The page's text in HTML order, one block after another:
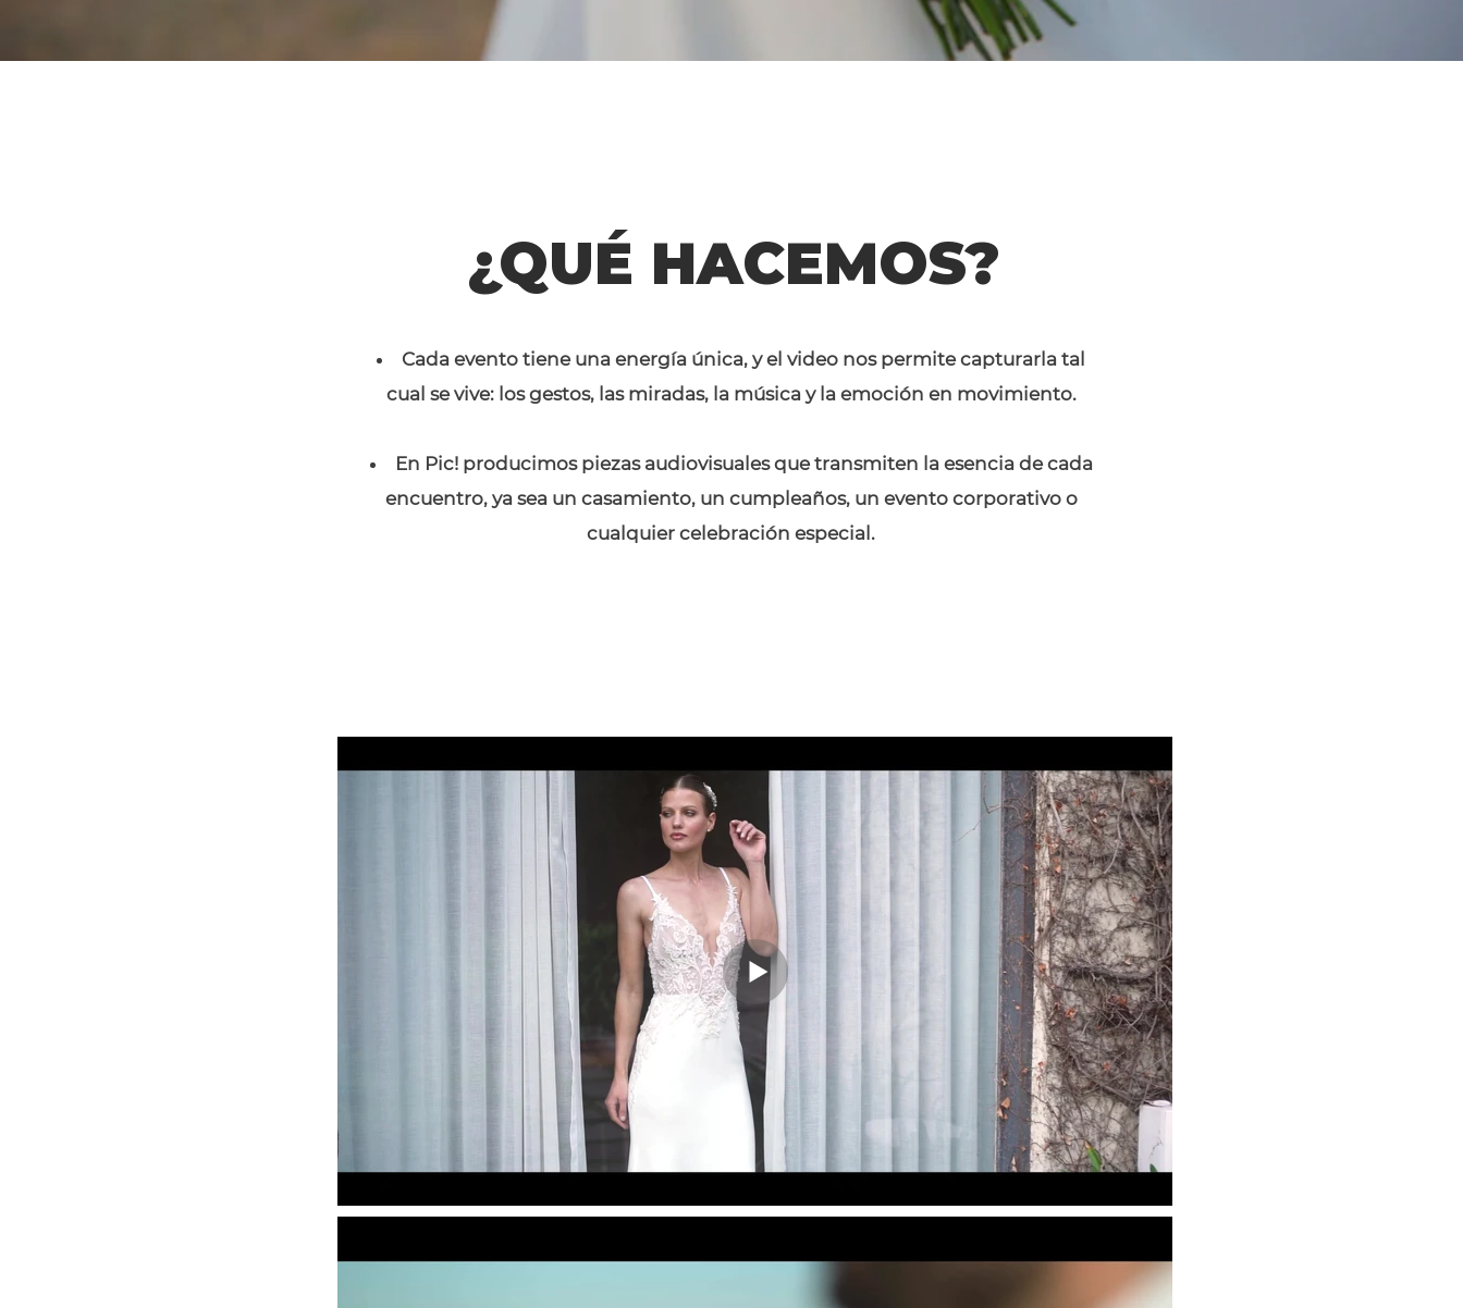
¿QUÉ HACEMOS?
Cada evento tiene una energía única, y el video nos permite capturarla tal
cual se vive: los gestos, las miradas, la música y la emoción en movimiento.
En Pic! producimos piezas audiovisuales que transmiten la esencia de cada
encuentro, ya sea un casamiento, un cumpleaños, un evento corporativo o
cualquier celebración especial.